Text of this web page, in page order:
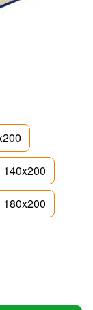
140x200
180x200